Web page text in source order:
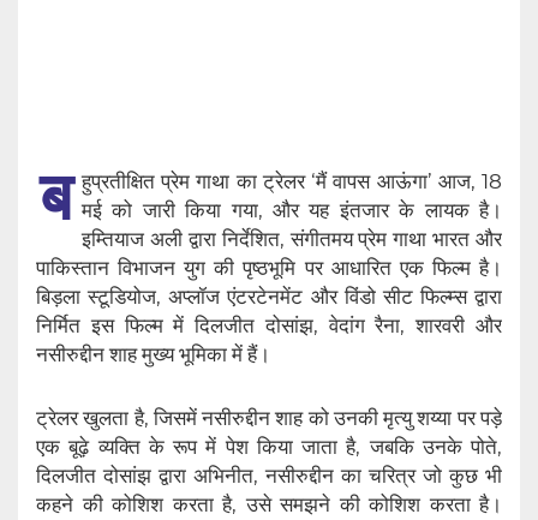
ब हुप्रतीक्षित प्रेम गाथा का ट्रेलर ‘मैं वापस आऊंगा’ आज, 18
मई को जारी किया गया, और यह इंतजार के लायक है।
इम्तियाज अली द्वारा निर्देशित, संगीतमय प्रेम गाथा भारत और
पाकिस्तान विभाजन युग की पृष्ठभूमि पर आधारित एक फिल्म है।
बिड़ला स्टूडियोज, अप्लॉज एंटरटेनमेंट और विंडो सीट फिल्म्स द्वारा
निर्मित इस फिल्म में दिलजीत दोसांझ, वेदांग रैना, शारवरी और
नसीरुद्दीन शाह मुख्य भूमिका में हैं।
ट्रेलर खुलता है, जिसमें नसीरुद्दीन शाह को उनकी मृत्यु शय्या पर पड़े
एक बूढ़े व्यक्ति के रूप में पेश किया जाता है, जबकि उनके पोते,
दिलजीत दोसांझ द्वारा अभिनीत, नसीरुद्दीन का चरित्र जो कुछ भी
कहने की कोशिश करता है, उसे समझने की कोशिश करता है।